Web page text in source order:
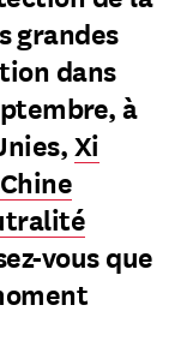
grandes
dans
à
Xi
vous que